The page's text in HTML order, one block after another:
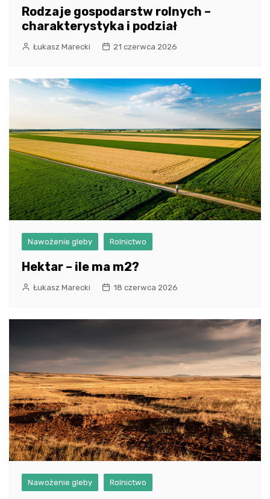
Rodzaje gospodarstw rolnych –
charakterystyka i podział
Łukasz Marecki 21 czerwca 2026
Nawożenie gleby Rolnictwo
Hektar – ile ma m2?
Łukasz Marecki 18 czerwca 2026
Nawożenie gleby Rolnictwo